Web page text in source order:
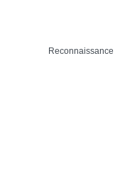
Reconnaissance